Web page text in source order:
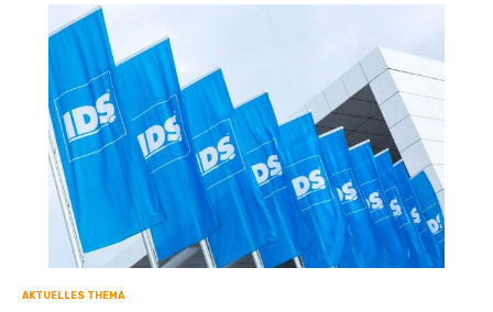
AKTUELLES THEMA